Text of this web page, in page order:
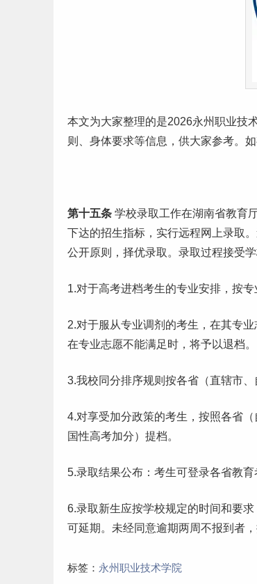
本文为大家整理的是2026永州职业技
则、身体要求等信息，供大家参考。
第十五条 学校录取工作在湖南省教育
下达的招生指标，实行远程网上录取
公开原则，择优录取。录取过程接受
1.对于高考进档考生的专业安排，按专
2.对于服从专业调剂的考生，在其专业
在专业志愿不能满足时，将予以退档。
3.我校同分排序规则按各省（直辖市
4.对享受加分政策的考生，按照各省
国性高考加分）提档。
5.录取结果公布：考生可登录各省教
6.录取新生应按学校规定的时间和要
可延期。未经同意逾期两周不报到者
标签： 永州职业技术学院